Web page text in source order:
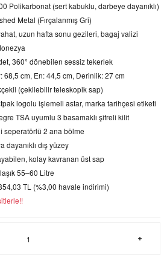
Polikarbonat (sert kabuklu, darbeye dayanıklı)
Metal (Fırçalanmış Gri)
uzun hafta sonu gezileri, bagaj valizi
360° dönebilen sessiz tekerlek
68,5 cm, En: 44,5 cm, Derinlik: 27 cm
(çekilebilir teleskopik sap)
logolu işlemeli astar, marka tarihçesi etiketi
TSA uyumlu 3 basamaklı şifreli kilit
seperatörlü 2 ana bölme
dayanıklı dış yüzey
kolay kavranan üst sap
55–60 Litre
TL (%3,00 havale indirimi)